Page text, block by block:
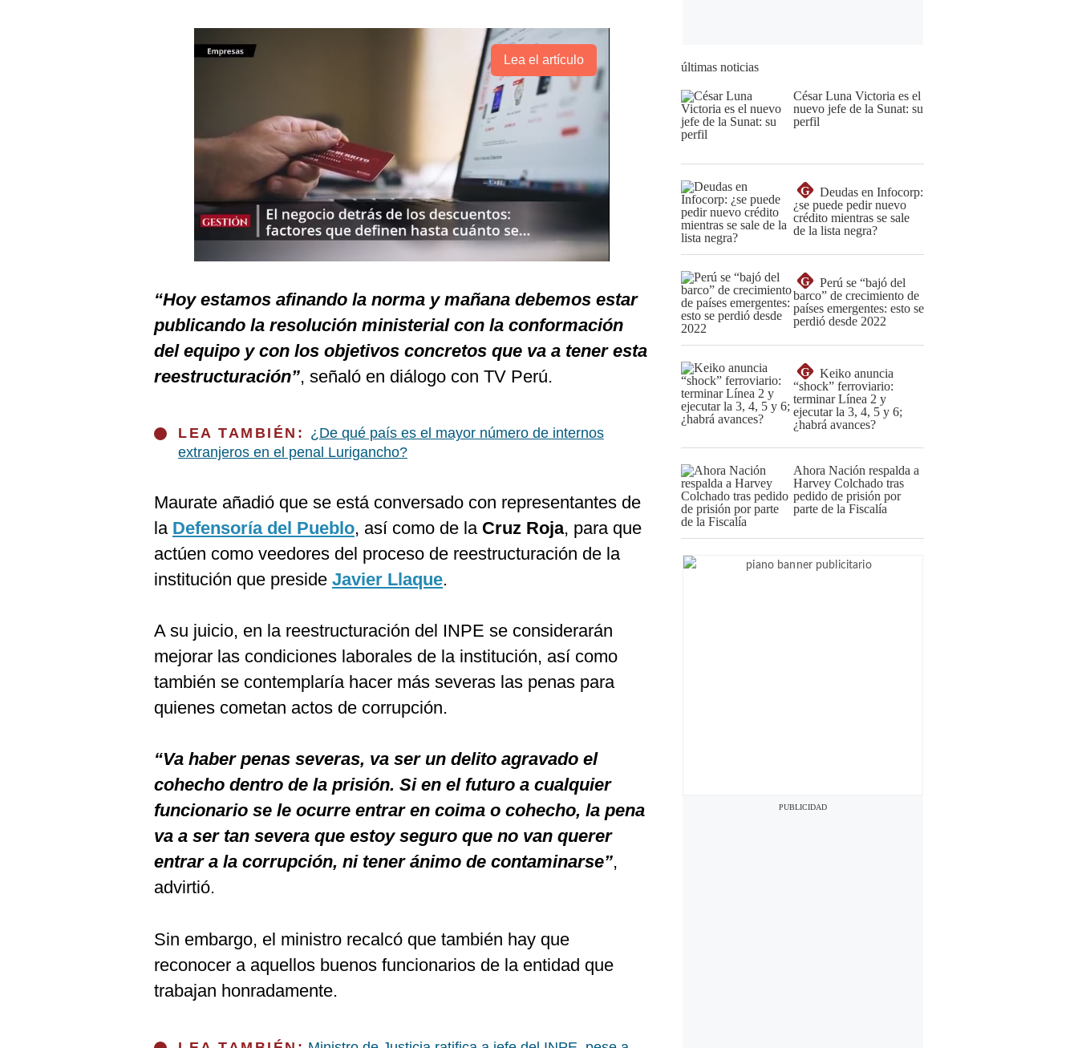
Lea el artículo
“Hoy estamos afinando la norma y mañana debemos estar
publicando la resolución ministerial con la conformación
del equipo y con los objetivos concretos que va a tener esta
reestructuración”, señaló en diálogo con TV Perú.
LEA TAMBIÉN: ¿De qué país es el mayor número de internos
extranjeros en el penal Lurigancho?
Maurate añadió que se está conversado con representantes de
la Defensoría del Pueblo, así como de la Cruz Roja, para que
actúen como veedores del proceso de reestructuración de la
institución que preside Javier Llaque.
A su juicio, en la reestructuración del INPE se considerarán
mejorar las condiciones laborales de la institución, así como
también se contemplaría hacer más severas las penas para
quienes cometan actos de corrupción.
“Va haber penas severas, va ser un delito agravado el
cohecho dentro de la prisión. Si en el futuro a cualquier
funcionario se le ocurre entrar en coima o cohecho, la pena
va a ser tan severa que estoy seguro que no van querer
entrar a la corrupción, ni tener ánimo de contaminarse”,
advirtió.
Sin embargo, el ministro recalcó que también hay que
reconocer a aquellos buenos funcionarios de la entidad que
trabajan honradamente.
últimas noticias
César Luna Victoria es el
nuevo jefe de la Sunat: su
perfil
G
Deudas en Infocorp:
¿se puede pedir nuevo
crédito mientras se sale
de la lista negra?
G
Perú se “bajó del
barco” de crecimiento de
países emergentes: esto se
perdió desde 2022
G
Keiko anuncia
“shock” ferroviario:
terminar Línea 2 y
ejecutar la 3, 4, 5 y 6;
¿habrá avances?
Ahora Nación respalda a
Harvey Colchado tras
pedido de prisión por
parte de la Fiscalía